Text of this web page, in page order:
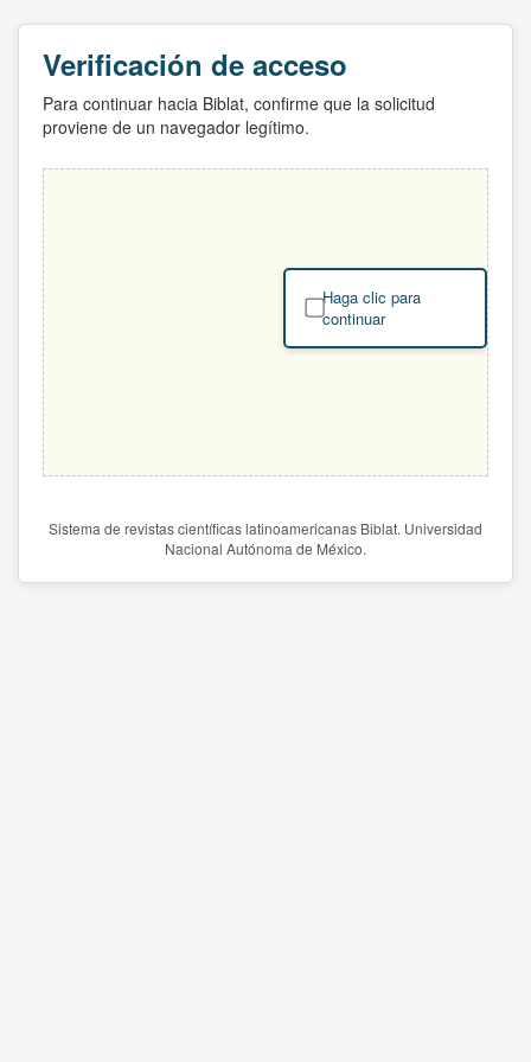
Verificación de acceso
Para continuar hacia Biblat, confirme que la solicitud
proviene de un navegador legítimo.
Haga clic para
continuar
Sistema de revistas científicas latinoamericanas Biblat. Universidad
Nacional Autónoma de México.